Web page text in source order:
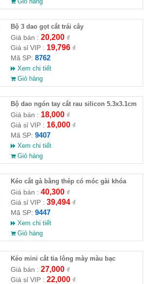
Bộ 3 dao gọt cắt trái cây
Giá bán : 20,200₫
Giá sỉ VIP : 19,796₫
Mã SP: 8762
Xem chi tiết
Giỏ hàng
Bộ dao ngón tay cắt rau silicon 5.3x3.1cm
Giá bán : 18,000₫
Giá sỉ VIP : 16,000₫
Mã SP: 9407
Xem chi tiết
Giỏ hàng
Kéo cắt gà bằng thép có móc gài khóa
24x4.5cm
Giá bán : 40,300₫
Giá sỉ VIP : 39,494₫
Mã SP: 9447
Xem chi tiết
Giỏ hàng
Kéo mini cắt tỉa lông mày màu bạc
9.5x4.8cm
Giá bán : 27,000₫
Giá sỉ VIP : 22,000₫